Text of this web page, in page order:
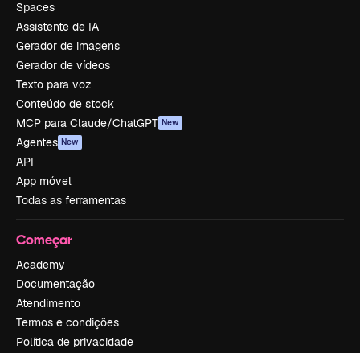
Spaces
Assistente de IA
Gerador de imagens
Gerador de vídeos
Texto para voz
Conteúdo de stock
MCP para Claude/ChatGPT New
Agentes New
API
App móvel
Todas as ferramentas
Começar
Academy
Documentação
Atendimento
Termos e condições
Política de privacidade